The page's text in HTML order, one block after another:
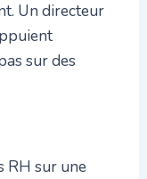
Un directeur
sur des
RH sur une